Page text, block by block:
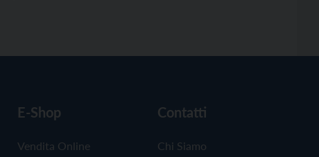
E-Shop
Vendita Online
Contatti
Chi Siamo